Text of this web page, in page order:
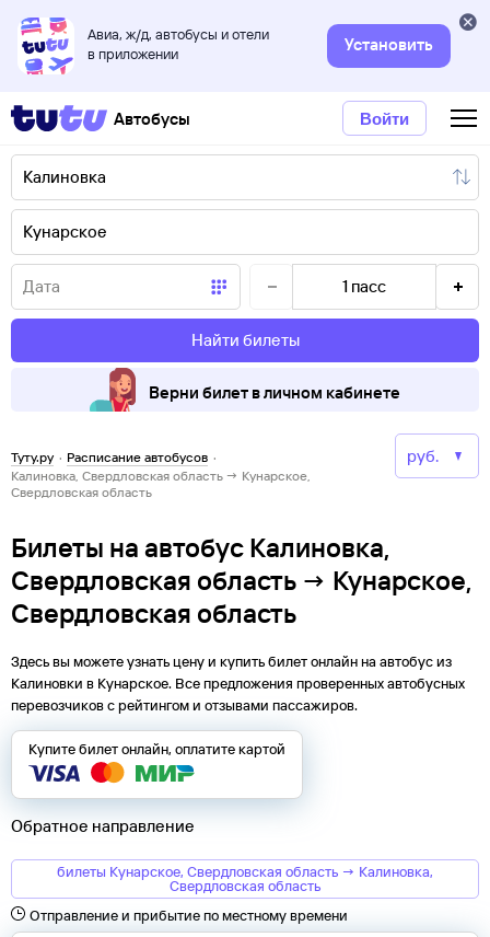
Авиа, ж/д, автобусы и отели
в приложении
Установить
Автобусы Войти
1 пасс
Найти билеты
Верни билет в личном кабинете
Туту.ру · Расписание автобусов ·
Калиновка, Свердловская область → Кунарское,
Свердловская область
Билеты на автобус Калиновка,
Свердловская область → Кунарское,
Свердловская область
Здесь вы можете узнать цену и купить билет онлайн на автобус из
Калиновки в Кунарское. Все предложения проверенных автобусных
перевозчиков с рейтингом и отзывами пассажиров.
Купите билет онлайн, оплатите картой
Обратное направление
билеты Кунарское, Свердловская область → Калиновка,
Свердловская область
Отправление и прибытие по местному времени